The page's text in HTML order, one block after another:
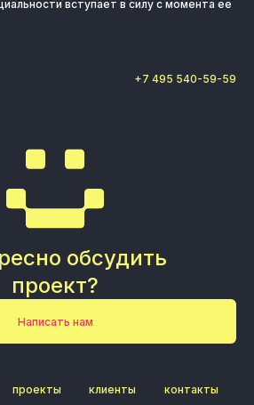
вступает в силу с момента ее
+7 495 540-59-59
обсудить
проект?
Написать нам
проекты клиенты контакты